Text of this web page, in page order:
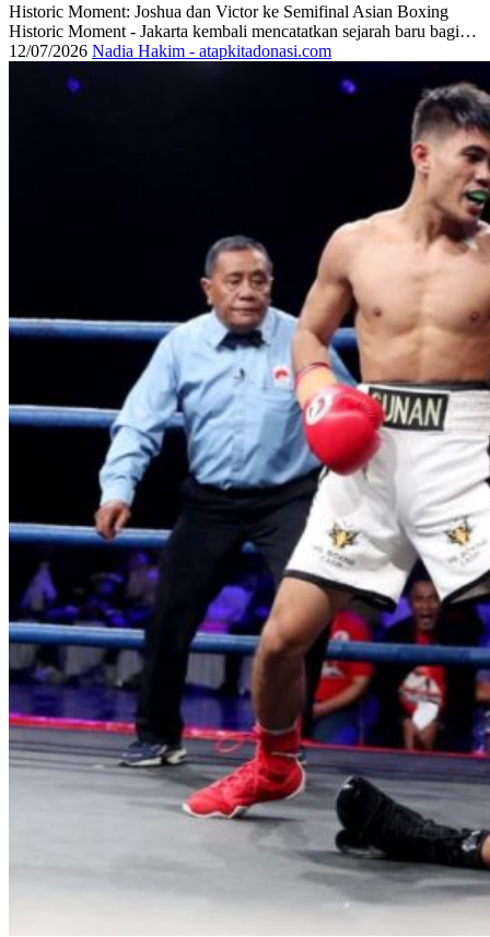
Historic Moment: Joshua dan Victor ke Semifinal Asian Boxing
Historic Moment - Jakarta kembali mencatatkan sejarah baru bagi…
12/07/2026 Nadia Hakim - atapkitadonasi.com